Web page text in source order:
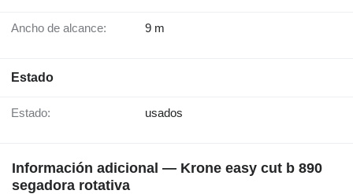
Ancho de alcance: 9 m
Estado
Estado: usados
Información adicional — Krone easy cut b 890
segadora rotativa